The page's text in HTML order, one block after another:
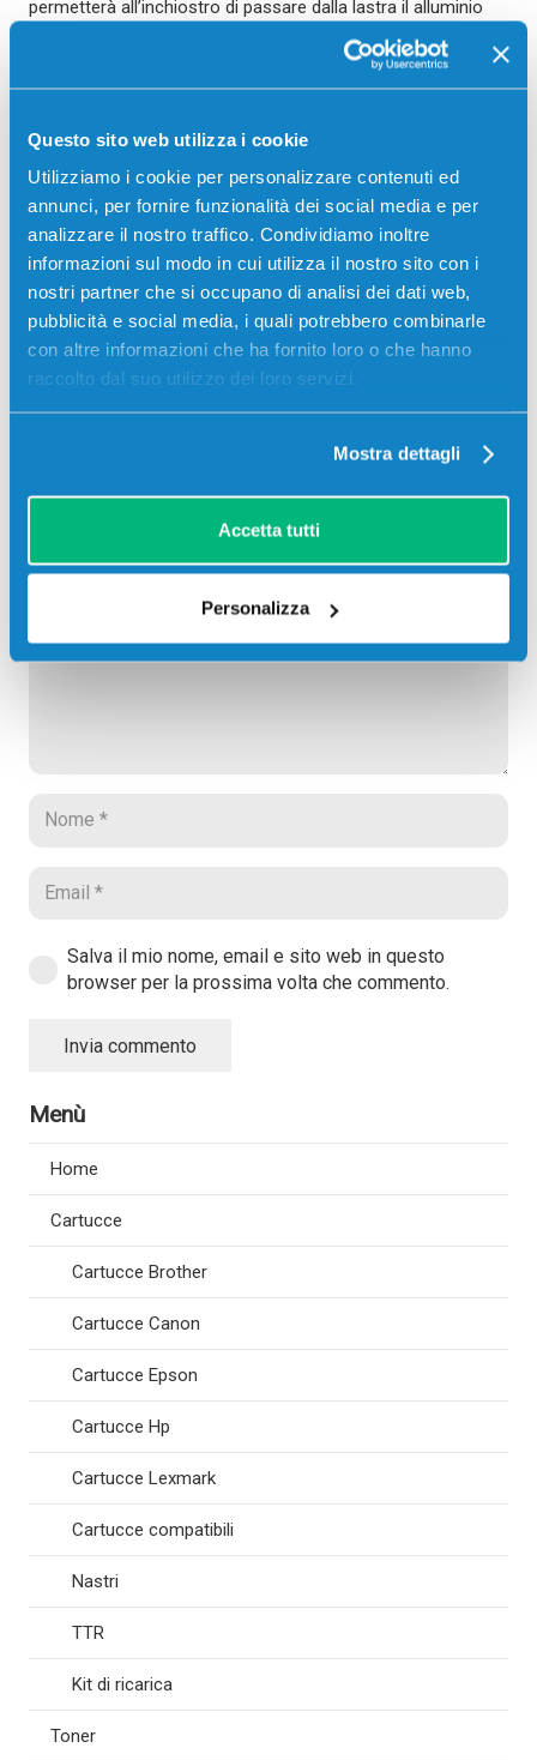
Questo sito web utilizza i cookie
Utilizziamo i cookie per personalizzare contenuti ed
annunci, per fornire funzionalità dei social media e per
analizzare il nostro traffico. Condividiamo inoltre
informazioni sul modo in cui utilizza il nostro sito con i
nostri partner che si occupano di analisi dei dati web,
pubblicità e social media, i quali potrebbero combinarle
con altre informazioni che ha fornito loro o che hanno
raccolto dal suo utilizzo dei loro servizi.
Mostra dettagli
Accetta tutti
Personalizza
permetterà all’inchiostro di passare dalla lastra il alluminio
che funge da matrice al supporto in caucciù, mentre il
secondo passaggio, quello che permette la realizzazione
della stampa vera e propria, avviene tra il cilindro in caucciù
stampa indiretta, mentre una stampa diretta prevedrebbe il
passaggio immediato dalla matrice al foglio di carta (è ciò
che avviene, ad esempio, con l’antico sistema della stampa
a caratteri mobili, più imprecisa).
Dedichiamo un’ultima osservazione al materiale che rende
possibile l’intero meccanismo di stampa, ilcaucciù: esso,
infatti, si rivela altamente funzionale, resistente e in grado di
sopportare il movimento di rotazione e sfregamento
Lascia un commento
obbligatori sono contrassegnati*
Salva il mio nome, email e sito web in questo
browser per la prossima volta che commento.
Invia commento
Menù
Home
Cartucce
Cartucce Brother
Cartucce Canon
Cartucce Epson
Cartucce Hp
Cartucce Lexmark
Cartucce compatibili
Nastri
TTR
Kit di ricarica
Toner